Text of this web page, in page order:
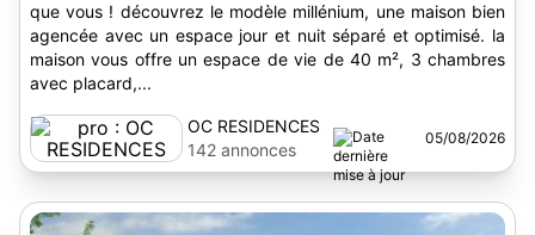
que vous ! découvrez le modèle millénium, une maison bien
agencée avec un espace jour et nuit séparé et optimisé. la
maison vous offre un espace de vie de 40 m², 3 chambres
avec placard,...
OC RESIDENCES
142 annonces
05/08/2026